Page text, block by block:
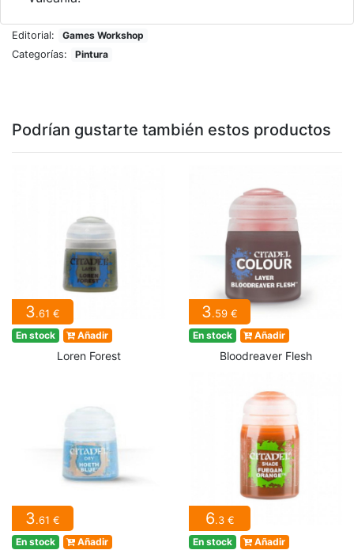
Editorial:
Games Workshop
Categorías:
Pintura
Podrían gustarte también estos productos
3.61 €
En stock Añadir
Loren Forest
3.59 €
En stock Añadir
Bloodreaver Flesh
3.61 €
En stock Añadir
6.3 €
En stock Añadir